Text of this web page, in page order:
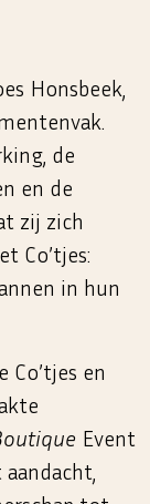
Honsbeek,
de
en de
zij zich
Co’tjes:
in hun
Co’tjes en
Event